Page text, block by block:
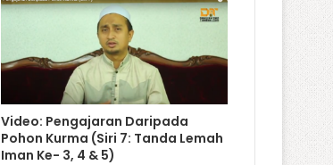
Video: Pengajaran Daripada
Pohon Kurma (Siri 7: Tanda Lemah
Iman Ke- 3, 4 & 5)